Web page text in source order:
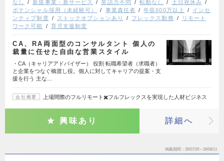
なし
新規事業・新サービス 英語力不問 転勤なし
土日祝休み
ポテンシャル採用（未経験可）
事業責任者 年収600万以上
インセ
ンティブ制度
ストックオプションあり フレックス勤務
リモート
ワーク可能
育児支援制度
CA、RA両面型のコンサルタント 個人の
裁量に任せた自由な営業スタイル
・CA（キャリアアドバイザー） 役割 転職希望者（求職者）
と企業をつなぐ橋渡し役。個人に対してキャリアの提案・支
援を行う 主な…
会社概要 上場間際のフルリモート✖️フルフレックスを実現した人材ビジネス
興味あり 詳細へ
掲載期間 26/07/29～26/08/11